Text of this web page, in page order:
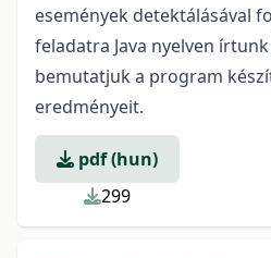
események detektálásával
feladatra Java nyelven
bemutatjuk a program
eredményeit.
pdf (hun)
299